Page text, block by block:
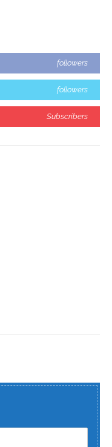
followers
followers
Subscribers